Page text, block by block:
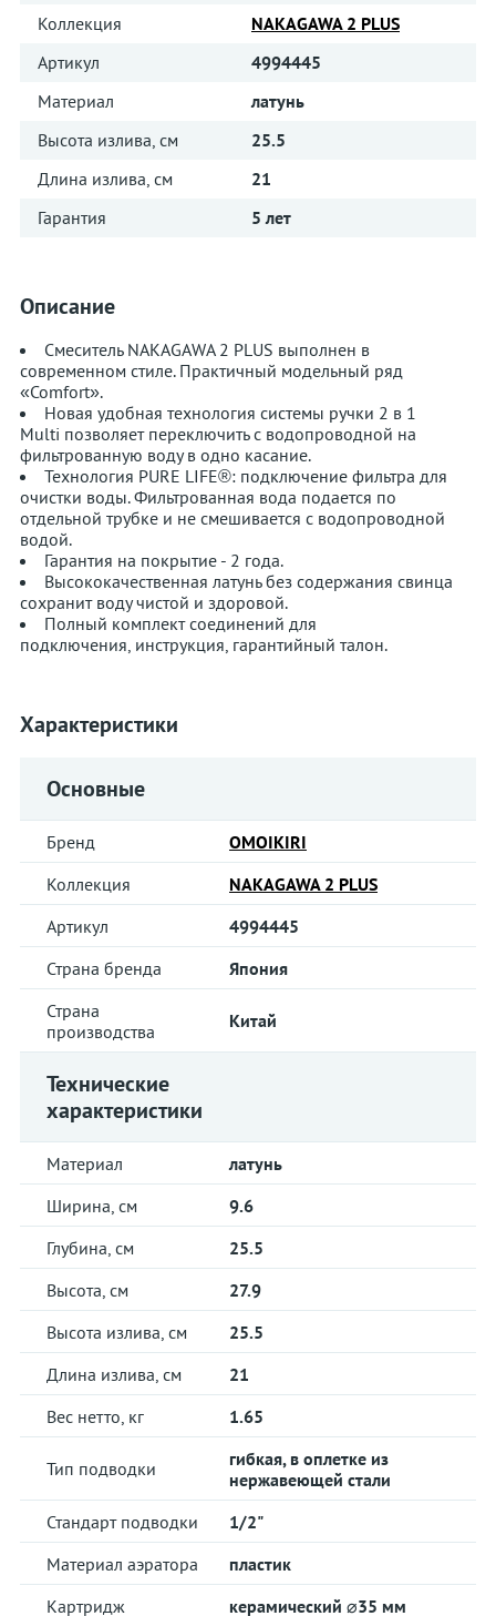
Коллекция
NAKAGAWA 2 PLUS
Артикул
4994445
Материал
латунь
Высота излива, см
25.5
Длина излива, см
21
Гарантия
5 лет
Описание
Смеситель NAKAGAWA 2 PLUS выполнен в
современном стиле. Практичный модельный ряд
«Comfort».
Новая удобная технология системы ручки 2 в 1
Multi позволяет переключить с водопроводной на
фильтрованную воду в одно касание.
Технология PURE LIFE®: подключение фильтра для
очистки воды. Фильтрованная вода подается по
отдельной трубке и не смешивается с водопроводной
водой.
Гарантия на покрытие - 2 года.
Высококачественная латунь без содержания свинца
сохранит воду чистой и здоровой.
Полный комплект соединений для
подключения, инструкция, гарантийный талон.⁠
Характеристики
Основные
Бренд
OMOIKIRI
Коллекция
NAKAGAWA 2 PLUS
Артикул
4994445
Страна бренда
Япония
Страна
производства
Китай
Технические
характеристики
Материал
латунь
Ширина, см
9.6
Глубина, см
25.5
Высота, см
27.9
Высота излива, см
25.5
Длина излива, см
21
Вес нетто, кг
1.65
Тип подводки
гибкая, в оплетке из
нержавеющей стали
Стандарт подводки
1/2"
Материал аэратора
пластик
Картридж
керамический ⌀35 мм